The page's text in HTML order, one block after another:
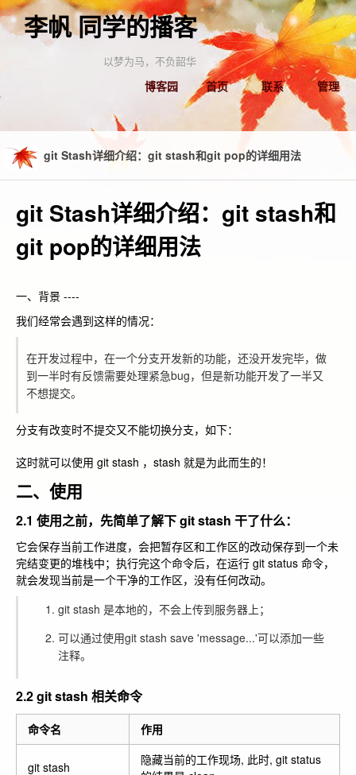
李帆 同学的播客
以梦为马，不负韶华
博客园 首页 联系 管理
git Stash详细介绍：git stash和git pop的详细用法
git Stash详细介绍：git stash和
git pop的详细用法
一、背景 ----
我们经常会遇到这样的情况：
在开发过程中，在一个分支开发新的功能，还没开发完毕，做
到一半时有反馈需要处理紧急bug，但是新功能开发了一半又
不想提交。
分支有改变时不提交又不能切换分支，如下：
这时就可以使用 git stash ，stash 就是为此而生的！
二、使用
2.1 使用之前，先简单了解下 git stash 干了什么：
它会保存当前工作进度，会把暂存区和工作区的改动保存到一个未
完结变更的堆栈中；执行完这个命令后，在运行 git status 命令，
就会发现当前是一个干净的工作区，没有任何改动。
git stash 是本地的，不会上传到服务器上；
可以通过使用git stash save 'message...'可以添加一些
注释。
2.2 git stash 相关命令
命令名 作用
git stash
隐藏当前的工作现场, 此时, git status